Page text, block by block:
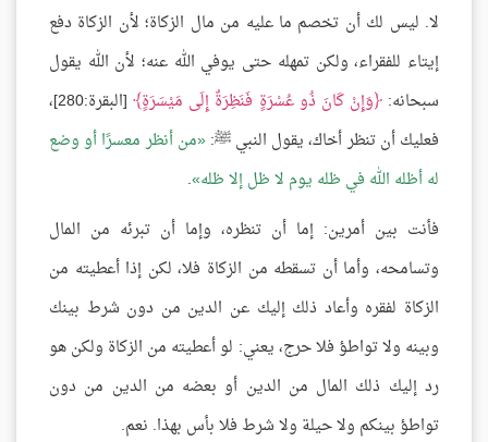
لا. ليس لك أن تخصم ما عليه من مال الزكاة؛ لأن الزكاة دفع
إيتاء للفقراء، ولكن تمهله حتى يوفي الله عنه؛ لأن الله يقول
سبحانه: وَإِنْ كَانَ ذُو عُسْرَةٍ فَنَظِرَةٌ إِلَى مَيْسَرَةٍ
[البقرة:280]،
فعليك أن تنظر أخاك، يقول النبي ﷺ: من أنظر معسرًا أو وضع
له أظله الله في ظله يوم لا ظل إلا ظله .
فأنت بين أمرين: إما أن تنظره، وإما أن تبرئه من المال
وتسامحه، وأما أن تسقطه من الزكاة فلا، لكن إذا أعطيته من
الزكاة لفقره وأعاد ذلك إليك عن الدين من دون شرط بينك
وبينه ولا تواطؤ فلا حرج، يعني: لو أعطيته من الزكاة ولكن هو
رد إليك ذلك المال من الدين أو بعضه من الدين من دون
تواطؤ بينكم ولا حيلة ولا شرط فلا بأس بهذا. نعم.